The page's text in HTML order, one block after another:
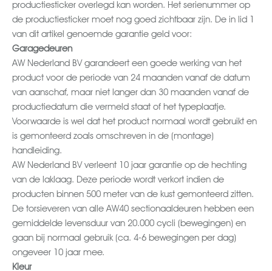
productiesticker overlegd kan worden. Het serienummer op
de productiesticker moet nog goed zichtbaar zijn. De in lid 1
van dit artikel genoemde garantie geld voor:
Garagedeuren
AW Nederland BV garandeert een goede werking van het
product voor de periode van 24 maanden vanaf de datum
van aanschaf, maar niet langer dan 30 maanden vanaf de
productiedatum die vermeld staat of het typeplaatje.
Voorwaarde is wel dat het product normaal wordt gebruikt en
is gemonteerd zoals omschreven in de (montage)
handleiding.
AW Nederland BV verleent 10 jaar garantie op de hechting
van de laklaag. Deze periode wordt verkort indien de
producten binnen 500 meter van de kust gemonteerd zitten.
De torsieveren van alle AW40 sectionaaldeuren hebben een
gemiddelde levensduur van 20.000 cycli (bewegingen) en
gaan bij normaal gebruik (ca. 4-6 bewegingen per dag)
ongeveer 10 jaar mee.
Kleur